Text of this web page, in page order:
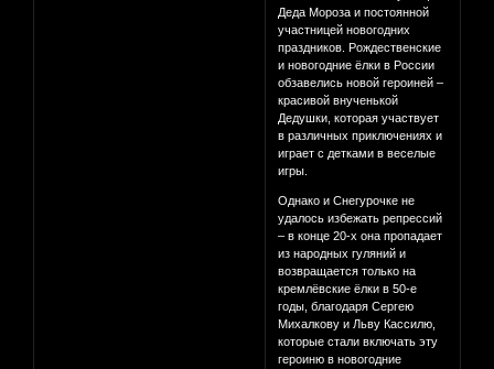
Деда Мороза и постоянной
участницей новогодних
праздников. Рождественские
и новогодние ёлки в России
обзавелись новой героиней –
красивой внученькой
Дедушки, которая участвует
в различных приключениях и
играет с детками в веселые
игры.
Однако и Снегурочке не
удалось избежать репрессий
– в конце 20-х она пропадает
из народных гуляний и
возвращается только на
кремлёвские ёлки в 50-е
годы, благодаря Сергею
Михалкову и Льву Кассилю,
которые стали включать эту
героиню в новогодние